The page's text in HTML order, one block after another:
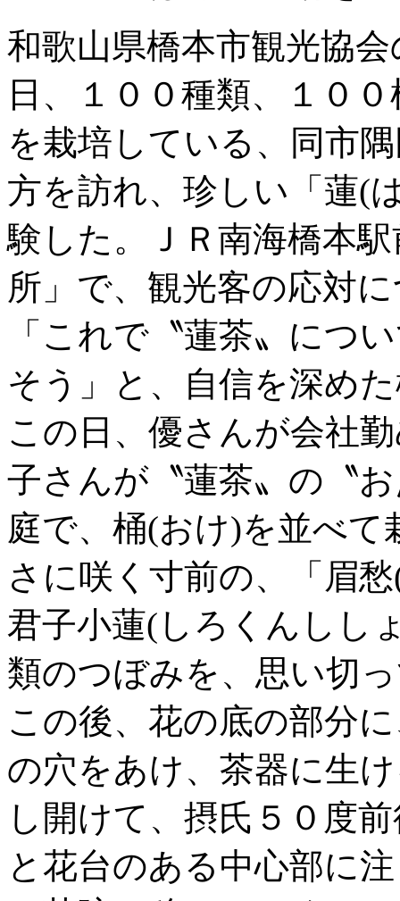
和歌山県橋本市観光協
日、１００種類、１０
を栽培している、同市
方を訪れ、珍しい「蓮(
験した。ＪＲ南海橋本
所」で、観光客の応対
「これで〝蓮茶〟につ
そう」と、自信を深め
この日、優さんが会社
子さんが〝蓮茶〟の〝
庭で、桶(おけ)を並べ
さに咲く寸前の、「眉
君子小蓮(しろくんしし
類のつぼみを、思い切
この後、花の底の部分
の穴をあけ、茶器に生
し開けて、摂氏５０度
と花台のある中心部に